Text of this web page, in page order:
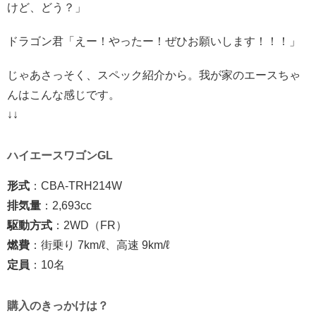
けど、どう？」
ドラゴン君「えー！やったー！ぜひお願いします！！！」
じゃあさっそく、スペック紹介から。我が家のエースちゃ
んはこんな感じです。
↓↓
ハイエースワゴンGL
形式 ：CBA-TRH214W
排気量 ：2,693cc
駆動方式 ：2WD（FR）
燃費 ：街乗り 7km/ℓ、高速 9km/ℓ
定員 ：10名
購入のきっかけは？